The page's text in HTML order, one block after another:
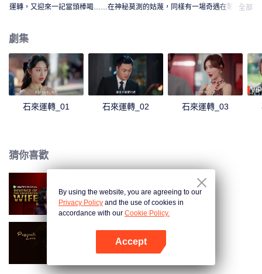
運轉，又迎來一記當頭棒喝……在神秘莫測的姑蔑，同樣有一場奇遇在等待著
全部
劇集
石來運轉_01 石來運轉_02 石來運轉_03
VIP
猜你喜歡
妻子的反擊
By using the website, you are agreeing to our
Privacy Policy and the use of cookies in
accordance with our Cookie Policy.
Accept